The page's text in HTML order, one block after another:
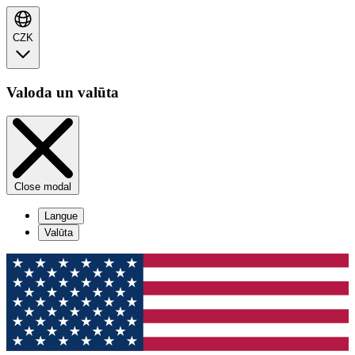
CZK
Valoda un valūta
Close modal
Langue
Valūta